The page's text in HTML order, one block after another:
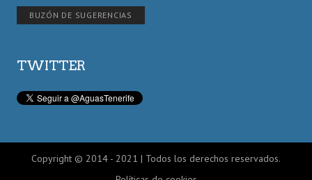
BUZÓN DE SUGERENCIAS
TWITTER
Copyright © 2014 - 2021 | Todos los derechos reservados.